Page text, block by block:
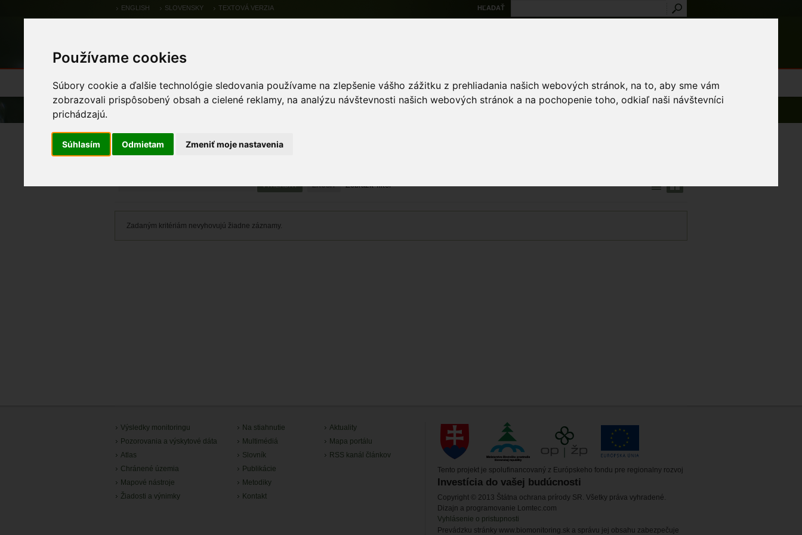
Používame cookies
Súbory cookie a ďalšie technológie sledovania používame na zlepšenie vášho zážitku z prehliadania našich webových stránok, na to, aby sme vám
zobrazovali prispôsobený obsah a cielené reklamy, na analýzu návštevnosti našich webových stránok a na pochopenie toho, odkiaľ naši návštevníci
prichádzajú.
Súhlasím Odmietam Zmeniť moje nastavenia
ENGLISH SLOVENSKY TEXTOVÁ VERZIA HĽADAŤ
Výsledky monitoringu Pozorovania a výskytové dáta Atlas Chránené územia Mapové nástroje Žiadosti a výnimky
Výsledky monitoringu
ZRUŠIŤ
Zadaným kritériám nevyhovujú žiadne záznamy.
Výsledky monitoringu
Pozorovania a výskytové dáta
Atlas
Chránené územia
Mapové nástroje
Žiadosti a výnimky
Na stiahnutie
Multimédiá
Slovník
Publikácie
Metodiky
Kontakt
Aktuality
Mapa portálu
RSS kanál článkov
Tento projekt je spolufinancovaný z Európskeho fondu pre regionalny rozvoj
Investícia do vašej budúcnosti
Copyright © 2013 Štátna ochrana prírody SR. Všetky práva vyhradené.
Dizajn a programovanie Lomtec.com
Vyhlásenie o pristupnosti
Prevádzku stránky www.biomonitoring.sk a správu jej obsahu zabezpečuje